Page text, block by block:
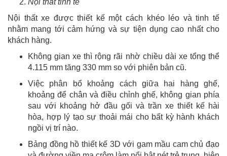
Nội thất tinh tế
Nội thất xe được thiết kế một cách khéo léo và tinh tế
nhằm mang tới cảm hứng và sự tiện dụng cao nhất cho
khách hàng.
Không gian xe thì rộng rãi nhờ chiều dài xe tổng thể
4.115 mm tăng 330 mm so với phiên bản cũ.
Việc phân bổ khoảng cách giữa hai hàng ghế,
khoảng để chân và điều chỉnh ghế, không gian phía
sau với khoảng hở đầu gối và trần xe thiết kế hài
hòa, hợp lý tạo sự thoải mái cho bất kỳ hành khách
ngồi vị trí nào.
Bảng đồng hồ thiết kế 3D với gam mầu cam chủ đạo